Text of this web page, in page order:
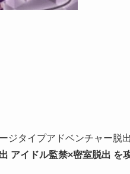
ジタイプアドベンチャー脱
アイドル監禁×密室脱出 を